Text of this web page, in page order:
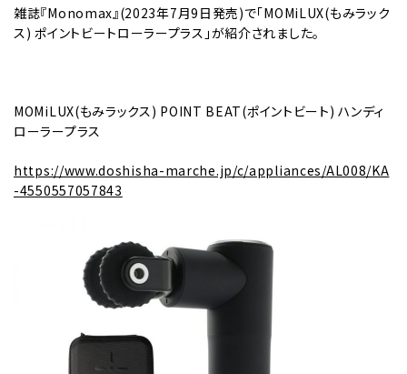
雑誌『Monomax』(2023年7月9日発売)で「MOMiLUX(もみラック
ス) ポイントビートローラープラス」が紹介されました。
MOMiLUX(もみラックス) POINT BEAT(ポイントビート) ハンディ
ローラープラス
https://www.doshisha-marche.jp/c/appliances/AL008/KA
-4550557057843